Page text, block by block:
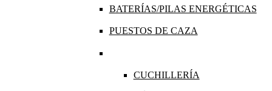
BATERÍAS/PILAS ENERGÉTICAS
PUESTOS DE CAZA
CUCHILLERÍA